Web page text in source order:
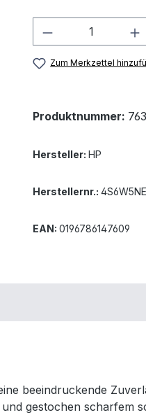
Produkt
Zum Merkzettel
Produktnummer:
Hersteller: HP
Herstellernr.: 4S6W5NE
EAN: 0196786147609
beeindruckende
gestochen scharfem